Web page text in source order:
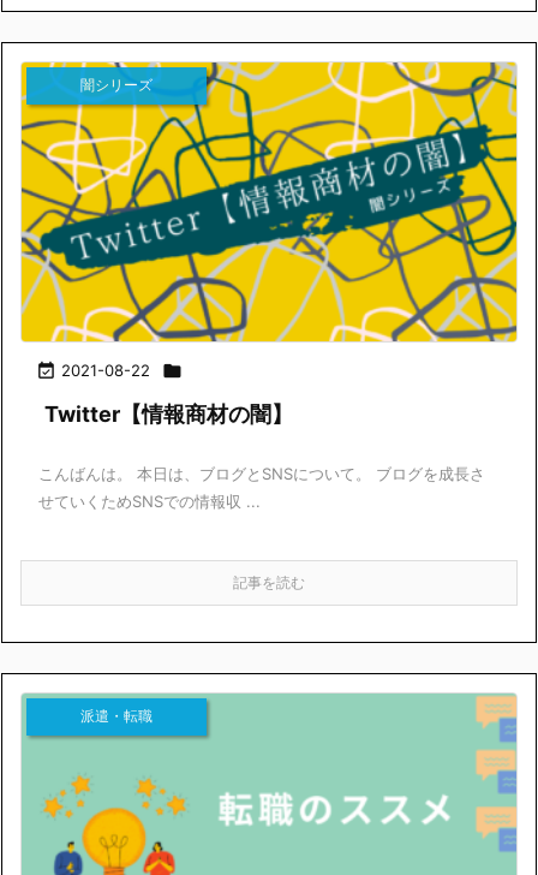
 2021-08-22 
闇シリーズ
Twitter【情報商材の闇】
こんばんは。 本日は、ブログとSNSについて。 ブログを成長さ
せていくためSNSでの情報収 ...
記事を読む
派遣・転職